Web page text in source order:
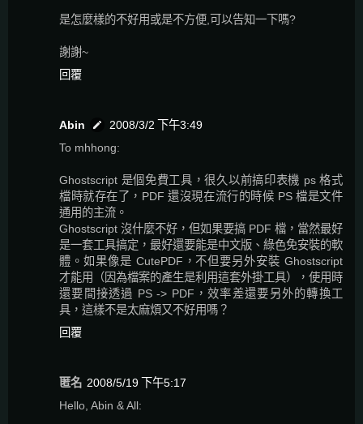
是怎麼樣的不好用或是不方便,可以告知一下嗎?
謝謝~
回覆
Abin
2008/3/2 下午3:49
To mhhong:
Ghostscript 是個免費工具，很久以前搞印表機 ps 格式
檔時就存在了，PDF 還沒現在流行的時候 PS 檔是文件
通用的主流。
Ghostscript 沒什麼不好，但如果要搞 PDF 檔，當然最好
是一套工具搞定，最好還要能是中文版、綠色免安裝的軟
體。如果像是 CutePDF，不但要另外安裝 Ghostscript
才能用（因為檔案的產生是利用這套外掛工具），使用時
還要間接透過 PS -> PDF，效率差還要另外的轉換工
具，這樣不是太麻煩又不好用嗎？
回覆
匿名 2008/5/19 下午5:17
Hello, Abin & All: